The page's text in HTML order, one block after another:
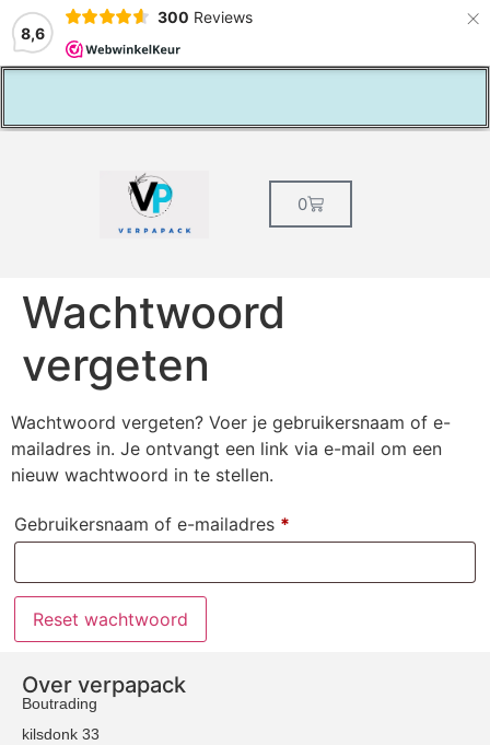
8,6
300 Reviews ×
0
Wachtwoord
vergeten
Wachtwoord vergeten? Voer je gebruikersnaam of e-
mailadres in. Je ontvangt een link via e-mail om een
nieuw wachtwoord in te stellen.
Gebruikersnaam of e-mailadres *
Reset wachtwoord
Over verpapack
Boutrading
kilsdonk 33